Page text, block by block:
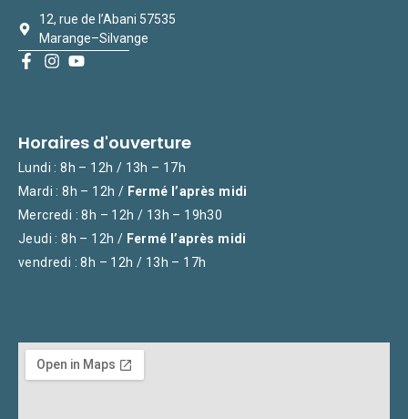
12, rue de l’Abani 57535
Marange–Silvange
Horaires d'ouverture
Lundi : 8h – 12h / 13h – 17h
Mardi : 8h – 12h / Fermé l’après midi
Mercredi : 8h – 12h / 13h – 19h30
Jeudi : 8h – 12h / Fermé l’après midi
vendredi : 8h – 12h / 13h – 17h